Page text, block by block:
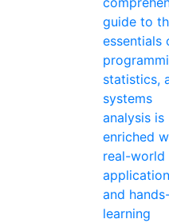
guide to
essentials
statistics,
systems
analysis is
enriched
real-world
and
learning